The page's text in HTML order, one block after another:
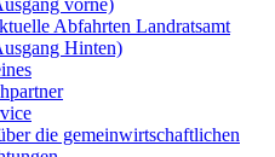
vorne)
Abfahrten Landratsamt
Hinten)
die gemeinwirtschaftlichen